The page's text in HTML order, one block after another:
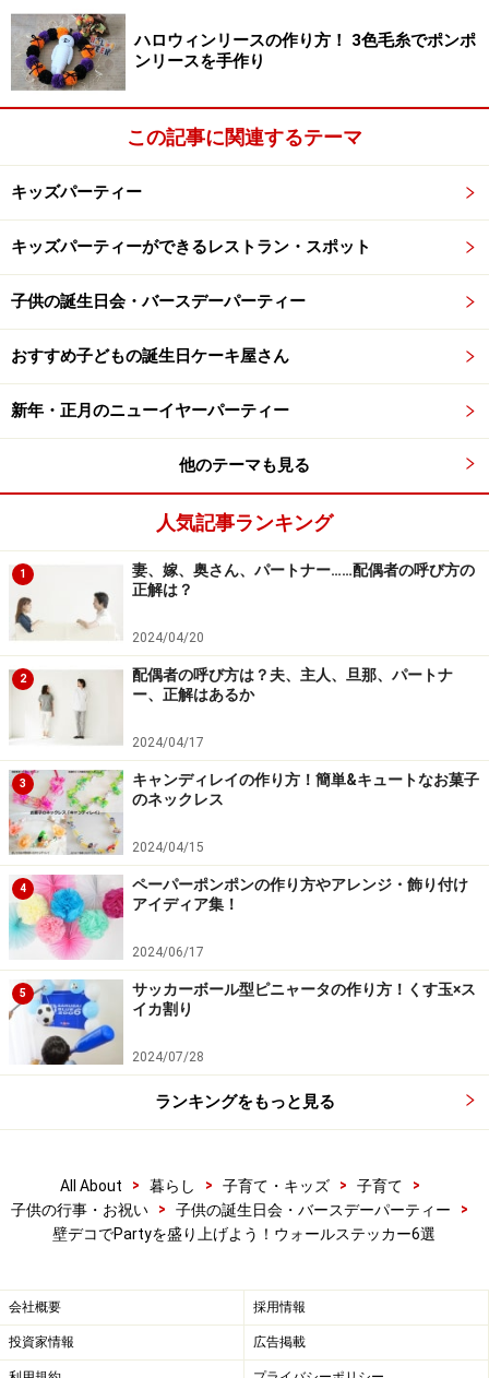
ハロウィンリースの作り方！ 3色毛糸でポンポ
ンリースを手作り
この記事に関連するテーマ
キッズパーティー
キッズパーティーができるレストラン・スポット
子供の誕生日会・バースデーパーティー
おすすめ子どもの誕生日ケーキ屋さん
新年・正月のニューイヤーパーティー
他のテーマも見る
人気記事ランキング
1
妻、嫁、奥さん、パートナー……配偶者の呼び方の
正解は？
2024/04/20
2
配偶者の呼び方は？夫、主人、旦那、パートナ
ー、正解はあるか
2024/04/17
3
キャンディレイの作り方！簡単&キュートなお菓子
のネックレス
2024/04/15
4
ペーパーポンポンの作り方やアレンジ・飾り付け
アイディア集！
2024/06/17
5
サッカーボール型ピニャータの作り方！くす玉×ス
イカ割り
2024/07/28
ランキングをもっと見る
All About > 暮らし > 子育て・キッズ > 子育て
>
子供の行事・お祝い
> 子供の誕生日会・バースデーパーティー
>
壁デコでPartyを盛り上げよう！ウォールステッカー6選
会社概要 採用情報
投資家情報 広告掲載